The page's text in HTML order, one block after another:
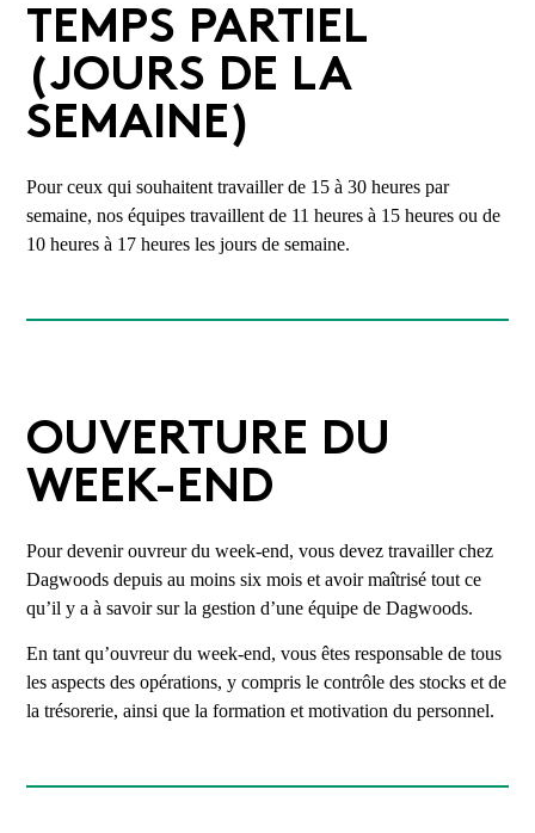
TEMPS PARTIEL
(JOURS DE LA
SEMAINE)
Pour ceux qui souhaitent travailler de 15 à 30 heures par
semaine, nos équipes travaillent de 11 heures à 15 heures ou de
10 heures à 17 heures les jours de semaine.
OUVERTURE DU
WEEK-END
Pour devenir ouvreur du week-end, vous devez travailler chez
Dagwoods depuis au moins six mois et avoir maîtrisé tout ce
qu’il y a à savoir sur la gestion d’une équipe de Dagwoods.
En tant qu’ouvreur du week-end, vous êtes responsable de tous
les aspects des opérations, y compris le contrôle des stocks et de
la trésorerie, ainsi que la formation et motivation du personnel.